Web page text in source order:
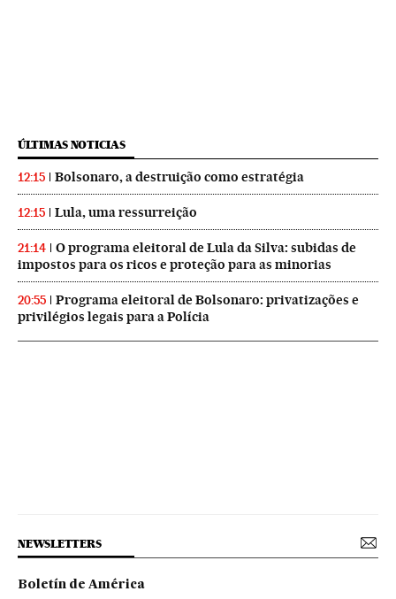
ÚLTIMAS NOTICIAS
12:15 Bolsonaro, a destruição como estratégia
12:15 Lula, uma ressurreição
21:14
O programa eleitoral de Lula da Silva: subidas de
impostos para os ricos e proteção para as minorias
20:55
Programa eleitoral de Bolsonaro: privatizações e
privilégios legais para a Polícia
NEWSLETTERS
Boletín de América